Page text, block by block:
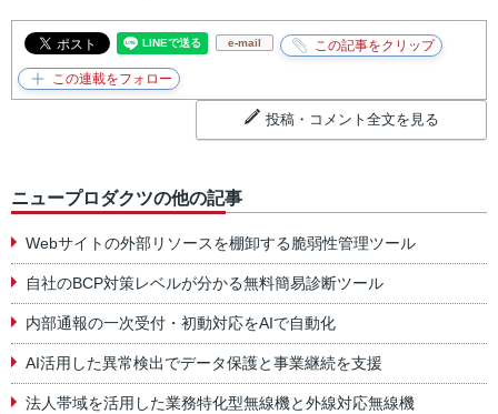
e-mail
投稿・コメント全文を見る
ニュープロダクツの他の記事
Webサイトの外部リソースを棚卸する脆弱性管理ツール
自社のBCP対策レベルが分かる無料簡易診断ツール
内部通報の一次受付・初動対応をAIで自動化
AI活用した異常検出でデータ保護と事業継続を支援
法人帯域を活用した業務特化型無線機と外線対応無線機